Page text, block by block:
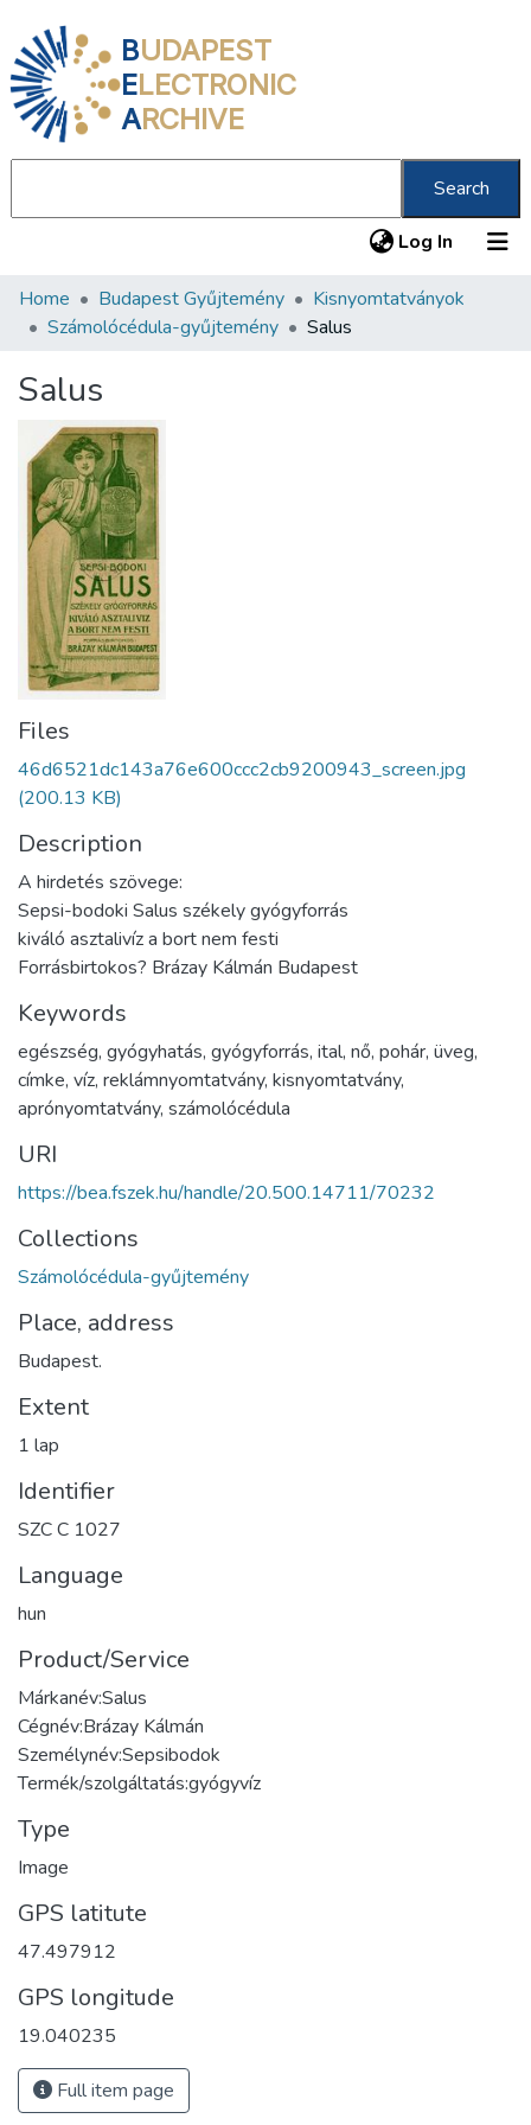
BUDAPEST
ELECTRONIC
ARCHIVE
Search
Log In (current)
Communities & Collections
Statistics
About us
Home Budapest Gyűjtemény
Kisnyomtatványok
Számolócédula-gyűjtemény
Salus
Salus
Files
46d6521dc143a76e600ccc2cb9200943_screen.jpg
(200.13 KB)
Description
A hirdetés szövege:
Sepsi-bodoki Salus székely gyógyforrás
kiváló asztalivíz a bort nem festi
Forrásbirtokos? Brázay Kálmán Budapest
Keywords
egészség, gyógyhatás, gyógyforrás, ital, nő, pohár, üveg,
címke, víz, reklámnyomtatvány, kisnyomtatvány,
aprónyomtatvány, számolócédula
URI
https://bea.fszek.hu/handle/20.500.14711/70232
Collections
Számolócédula-gyűjtemény
Place, address
Budapest.
Extent
1 lap
Identifier
SZC C 1027
Language
hun
Product/Service
Márkanév:Salus
Cégnév:Brázay Kálmán
Személynév:Sepsibodok
Termék/szolgáltatás:gyógyvíz
Type
Image
GPS latitute
47.497912
GPS longitude
19.040235
Full item page